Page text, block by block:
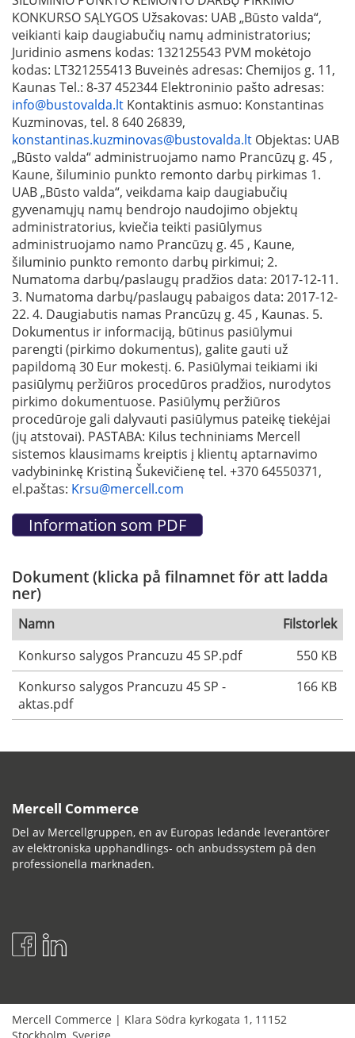
KONKURSO SĄLYGOS Užsakovas: UAB „Būsto valda“,
veikianti kaip daugiabučių namų administratorius;
Juridinio asmens kodas: 132125543 PVM mokėtojo
kodas: LT321255413 Buveinės adresas: Chemijos g. 11,
Kaunas Tel.: 8-37 452344 Elektroninio pašto adresas:
info@bustovalda.lt Kontaktinis asmuo: Konstantinas
Kuzminovas, tel. 8 640 26839,
konstantinas.kuzminovas@bustovalda.lt Objektas: UAB
„Būsto valda“ administruojamo namo Prancūzų g. 45 ,
Kaune, šiluminio punkto remonto darbų pirkimas 1.
UAB „Būsto valda“, veikdama kaip daugiabučių
gyvenamųjų namų bendrojo naudojimo objektų
administratorius, kviečia teikti pasiūlymus
administruojamo namo Prancūzų g. 45 , Kaune,
šiluminio punkto remonto darbų pirkimui; 2.
Numatoma darbų/paslaugų pradžios data: 2017-12-11.
3. Numatoma darbų/paslaugų pabaigos data: 2017-12-
22. 4. Daugiabutis namas Prancūzų g. 45 , Kaunas. 5.
Dokumentus ir informaciją, būtinus pasiūlymui
parengti (pirkimo dokumentus), galite gauti už
papildomą 30 Eur mokestį. 6. Pasiūlymai teikiami iki
pasiūlymų peržiūros procedūros pradžios, nurodytos
pirkimo dokumentuose. Pasiūlymų peržiūros
procedūroje gali dalyvauti pasiūlymus pateikę tiekėjai
(jų atstovai). PASTABA: Kilus techniniams Mercell
sistemos klausimams kreiptis į klientų aptarnavimo
vadybininkę Kristiną Šukevičienę tel. +370 64550371,
el.paštas: Krsu@mercell.com
Dokument (klicka på filnamnet för att ladda
ner)
Namn
Filstorlek
Konkurso salygos Prancuzu 45 SP.pdf
550 KB
Konkurso salygos Prancuzu 45 SP -
aktas.pdf
166 KB
Mercell Commerce
Del av Mercellgruppen, en av Europas ledande leverantörer
av elektroniska upphandlings- och anbudssystem på den
professionella marknaden.
Mercell Commerce | Klara Södra kyrkogata 1 , 11152
Stockholm Sverige